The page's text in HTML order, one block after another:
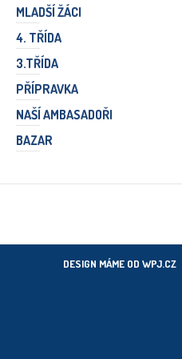
MLADŠÍ ŽÁCI
4. TŘÍDA
3.TŘÍDA
PŘÍPRAVKA
NAŠÍ AMBASADOŘI
BAZAR
DESIGN MÁME OD WPJ.CZ